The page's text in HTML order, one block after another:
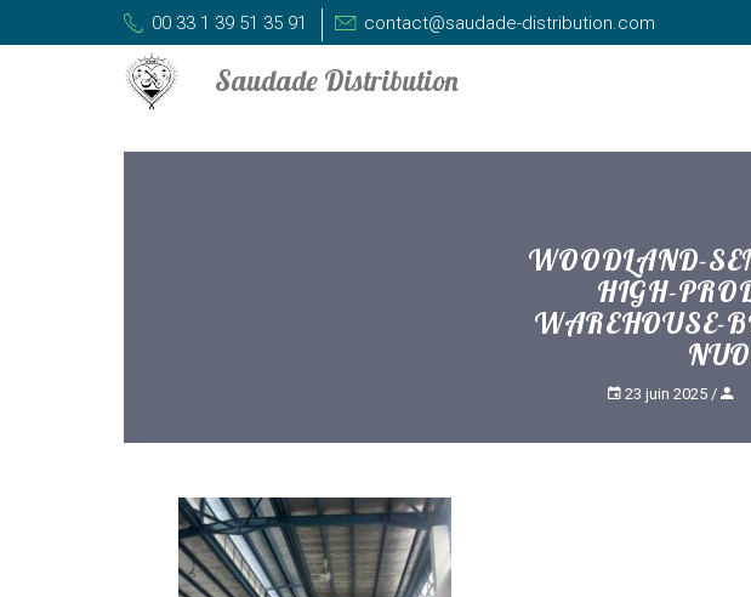
00 33 1 39 51 35 91 contact@saudade-distribution.com
WOODLAND-
HIGH-
WAREHOUSE-
23 juin 2025